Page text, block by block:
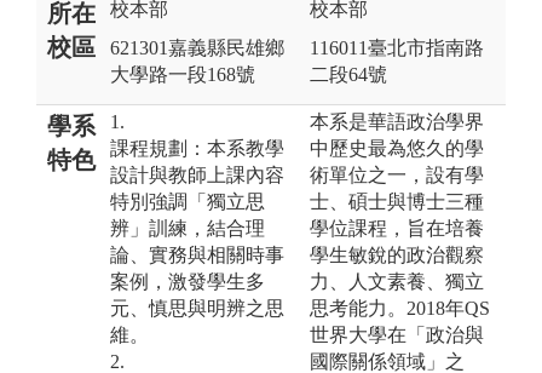
所在
校區
校本部
621301嘉義縣民雄鄉
大學路一段168號
校本部
116011臺北市指南路
二段64號
學系
特色
1.
課程規劃：本系教學
設計與教師上課內容
特別強調「獨立思
辨」訓練，結合理
論、實務與相關時事
案例，激發學生多
元、慎思與明辨之思
維。
2.
本系是華語政治學界
中歷史最為悠久的學
術單位之一，設有學
士、碩士與博士三種
學位課程，旨在培養
學生敏銳的政治觀察
力、人文素養、獨立
思考能力。2018年QS
世界大學在「政治與
國際關係領域」之